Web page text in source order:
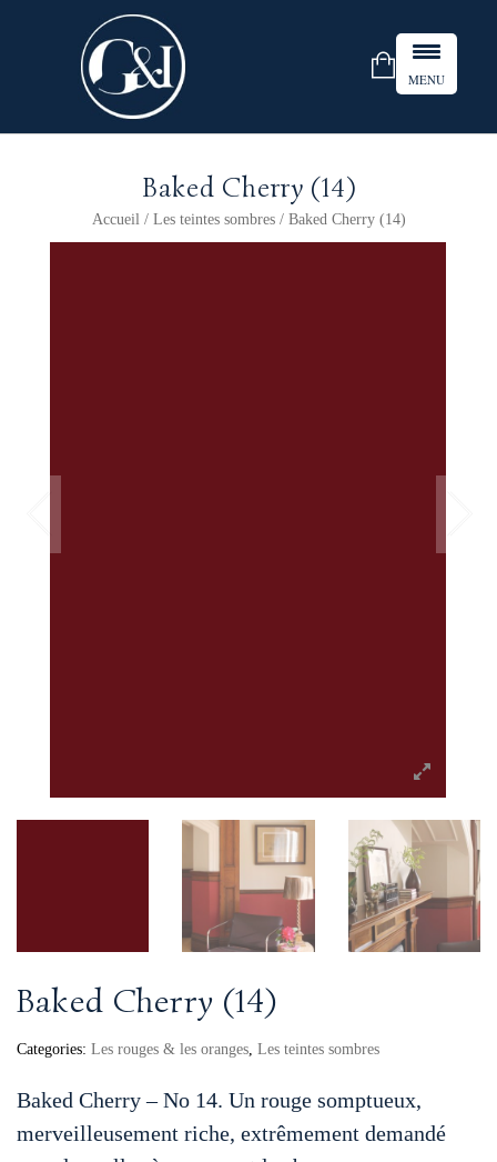
Baked Cherry (14)
Accueil/ Les teintes sombres/ Baked Cherry (14)
Baked Cherry (14)
Categories: Les rouges & les oranges, Les teintes sombres
Baked Cherry – No 14. Un rouge somptueux,
merveilleusement riche, extrêmement demandé
MENU